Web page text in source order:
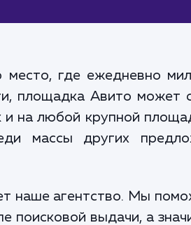
место, где ежедневно
площадка Авито может
на любой крупной
массы других
наше агентство. Мы
поисковой выдачи, а